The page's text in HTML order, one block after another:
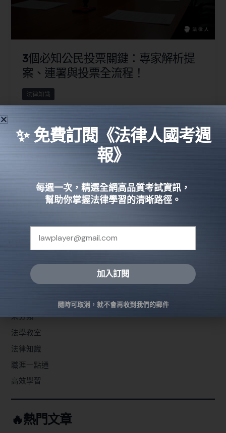
3個必知公民投票關鍵：專家解析提
案、連署與投票全流程！
法律知識
要求到投票門檻，全面掌握最新法規與實戰數據。本
文將幫助你輕鬆理解公民投票的各項條件與操作步
驟，立即提升參與決策的實力！
📑 文章分類
備考報你知
問題解決
未分類
法學教室
法律知識
職涯一點通
高效學習
🔥熱門文章
✨ 免費訂閱《法律人國考週
報》
每週一次，精選全網高品質考試資訊，
幫助你掌握法律學習的清晰路徑。
加入訂閱
隨時可取消，就不會再收到我們的郵件